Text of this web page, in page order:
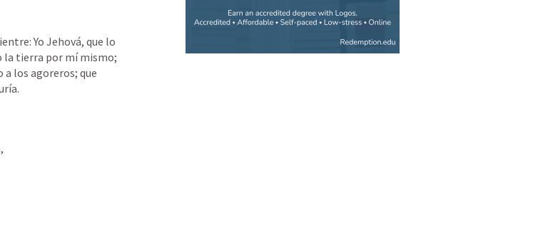
Yo Jehová, que lo
la tierra por mí mismo;
a los agoreros; que